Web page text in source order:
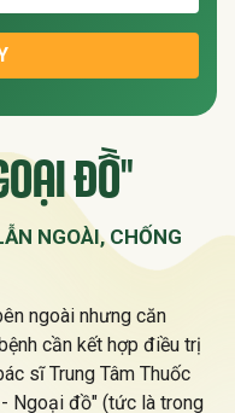
ĐỒ"
NGOÀI, CHỐNG
ngoài nhưng căn
cần kết hợp điều trị
sĩ Trung Tâm Thuốc
Ngoại đồ" (tức là trong